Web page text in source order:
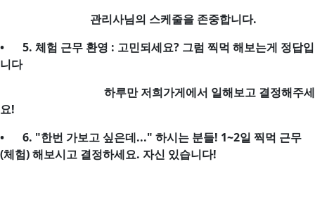
관리사님의 스케줄을 존중합니다.
•
5. 체험 근무 환영 : 고민되세요? 그럼 찍먹 해보는게 정답입
니다
하루만 저희가게에서 일해보고 결정해주세
요!
•
6. "한번 가보고 싶은데..." 하시는 분들! 1~2일 찍먹 근무
(체험) 해보시고 결정하세요. 자신 있습니다!